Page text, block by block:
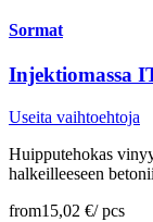
Sormat
Injektiomassa
Useita vaihtoehtoja
Huipputehokas
halkeilleeseen
from15,02 €/ pcs